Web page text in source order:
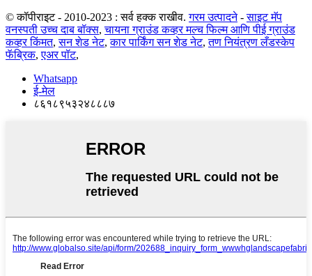
© कॉपीराइट - 2010-2023 : सर्व हक्क राखीव. गरम उत्पादने-साइट मॅप
वनस्पती उच्च दाब बॉक्स,चायना ग्राउंड कव्हर मल्च फिल्म आणि पीई ग्राउंड
कव्हर किंमत,सन शेड नेट,कार पार्किंग सन शेड नेट,तण नियंत्रण लँडस्केप
फॅब्रिक,एअर पॉट,
Whatsapp
ई-मेल
८६१८९५३२४८८८७